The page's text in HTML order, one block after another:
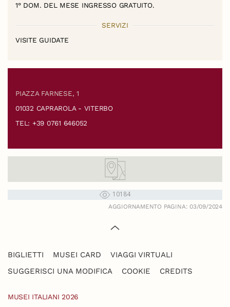
1° DOM. DEL MESE INGRESSO GRATUITO.
SERVIZI
VISITE GUIDATE
PIAZZA FARNESE, 1
01032 CAPRAROLA - VITERBO
TEL: +39 0761 646052
10184
AGGIORNAMENTO PAGINA: 03/09/2024
BIGLIETTI MUSEI CARD
VIAGGI VIRTUALI
SUGGERISCI UNA MODIFICA
COOKIE CREDITS
MUSEI ITALIANI 2026